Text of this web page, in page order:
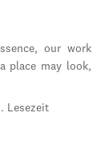
our work
place may look,
Lesezeit